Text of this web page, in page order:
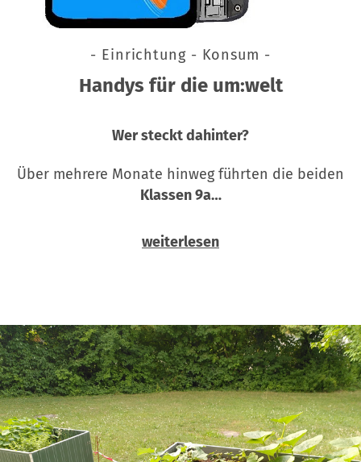
- Einrichtung - Konsum -
Handys für die um:welt
Wer steckt dahinter?
Über mehrere Monate hinweg führten die beiden
Klassen 9a…
weiterlesen